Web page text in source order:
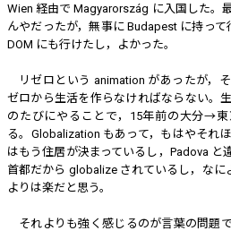
Wien 経由で Magyarország に入国した。
んやだったが，無事に Budapest に持って
DOM にも行けたし，よかった。
リゼロという animation があったが，
ゼロから生活を作らなければならない。
のたびにやることで，15年前の大分→東
る。Globalization もあって，もはやそれ
はもう住居が決まっているし，Padova と
首都だから globalize されているし，なに
よりは楽だと思う。
それよりも強く感じるのが言葉の問題